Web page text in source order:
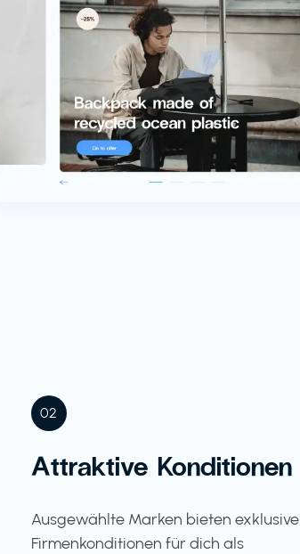
02
Attraktive Konditionen
Ausgewählte Marken bieten exklusive
Firmenkonditionen für dich als